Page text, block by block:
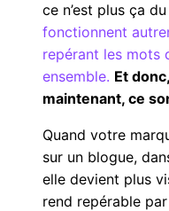
ce n’est plus ça
fonctionnent
repérant les mots
ensemble. Et
maintenant, ce
Quand votre
sur un blogue,
elle devient plus
rend repérable